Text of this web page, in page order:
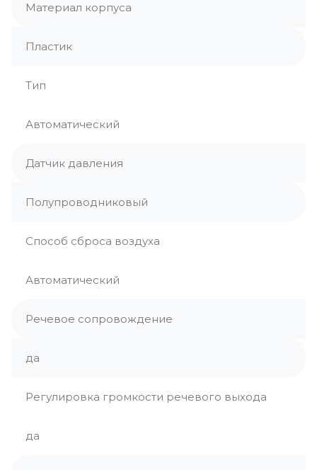
Материал корпуса
Пластик
Тип
Автоматический
Датчик давления
Полупроводниковый
Способ сброса воздуха
Автоматический
Речевое сопровождение
да
Регулировка громкости речевого выхода
да